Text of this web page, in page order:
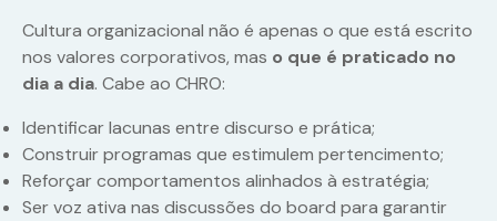
Cultura organizacional não é apenas o que está escrito
nos valores corporativos, mas o que é praticado no
dia a dia. Cabe ao CHRO:
Identificar lacunas entre discurso e prática;
Construir programas que estimulem pertencimento;
Reforçar comportamentos alinhados à estratégia;
Ser voz ativa nas discussões do board para garantir